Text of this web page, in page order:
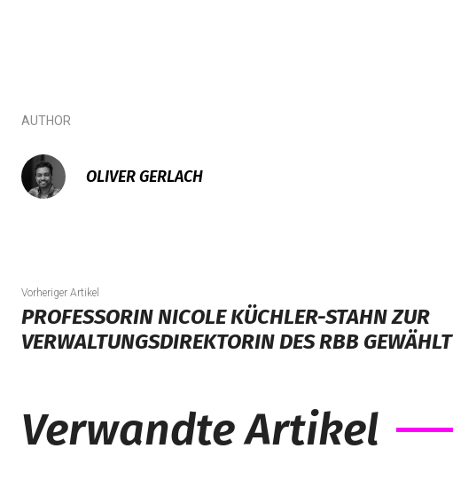
AUTHOR
OLIVER GERLACH
Vorheriger Artikel
PROFESSORIN NICOLE KÜCHLER-STAHN ZUR
VERWALTUNGSDIREKTORIN DES RBB GEWÄHLT
Verwandte Artikel